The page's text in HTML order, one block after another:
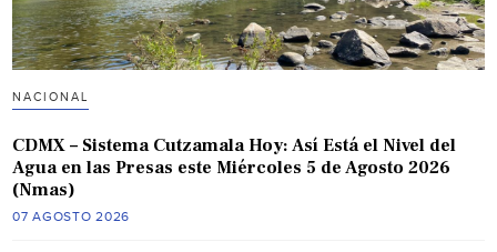
NACIONAL
CDMX – Sistema Cutzamala Hoy: Así Está el Nivel del
Agua en las Presas este Miércoles 5 de Agosto 2026
(Nmas)
07 AGOSTO 2026